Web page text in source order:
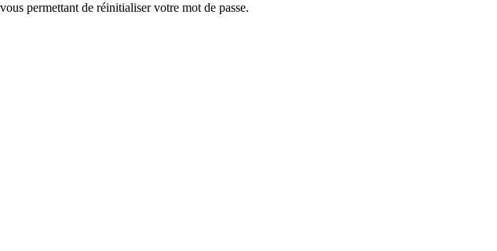
permettant de réinitialiser votre mot de passe.